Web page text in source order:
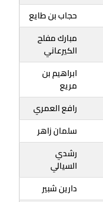
حجاب بن طايع
مبارك مفلح
الكيرعاني
ابراهيم بن
مريع
رافع العمري
سلمان زاهر
رشدي
السيالي
دارين شبير